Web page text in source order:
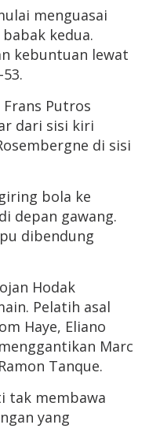
menguasai
kedua.
kebuntuan lewat
Putros
dari sisi kiri
di sisi
bola ke
depan gawang.
dibendung
Hodak
Pelatih asal
Haye, Eliano
Marc
Tanque.
tak membawa
yang